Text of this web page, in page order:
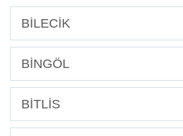
BİLECİK
BİNGÖL
BİTLİS